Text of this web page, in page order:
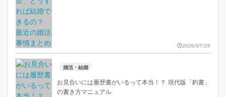
2026/07/29
婚活・結婚
お見合いには履歴書がいるって本当！？ 現代版「釣書」
の書き方マニュアル